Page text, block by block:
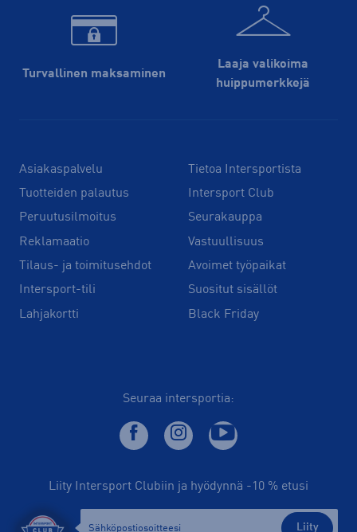
Turvallinen maksaminen
Laaja valikoima
huippu­merkkejä
Asiakaspalvelu
Tuotteiden palautus
Peruutusilmoitus
Reklamaatio
Tilaus- ja toimitusehdot
Intersport-tili
Lahjakortti
Tietoa Intersportista
Intersport Club
Seurakauppa
Vastuullisuus
Avoimet työpaikat
Suositut sisällöt
Black Friday
Seuraa intersportia:
Liity Intersport Clubiin ja hyödynnä -10 % etusi
Liity